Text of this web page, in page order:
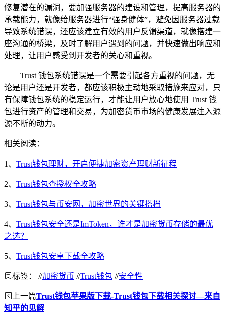
修复潜在的漏洞，要加强服务器的建设和管理，提高服务器的
承载能力，就像给服务器进行“强身健体”，避免因服务器过载
导致系统错误，还应该建立有效的用户反馈渠道，就像搭建一
座沟通的桥梁，及时了解用户遇到的问题，并快速做出响应和
处理，让用户感受到开发者的关心和重视。
Trust 钱包系统错误是一个需要引起各方重视的问题，无
论是用户还是开发者，都应该积极主动地采取措施来应对，只
有保障钱包系统的稳定运行，才能让用户放心地使用 Trust 钱
包进行资产的管理和交易，为加密货币市场的健康发展注入源
源不断的动力。
相关阅读：
1、 Trust钱包理财，开启便捷加密资产理财新征程
2、 Trust钱包查授权全攻略
3、 Trust钱包与币安网，加密世界的关键搭档
4、 Trust钱包安全还是ImToken，谁才是加密货币存储的最优
之选？
5、 Trust钱包安卓下载全攻略
标签： #加密货币 #Trust钱包 #安全性
上一篇Trust钱包苹果版下载-Trust钱包下载相关探讨—来自
知乎的见解